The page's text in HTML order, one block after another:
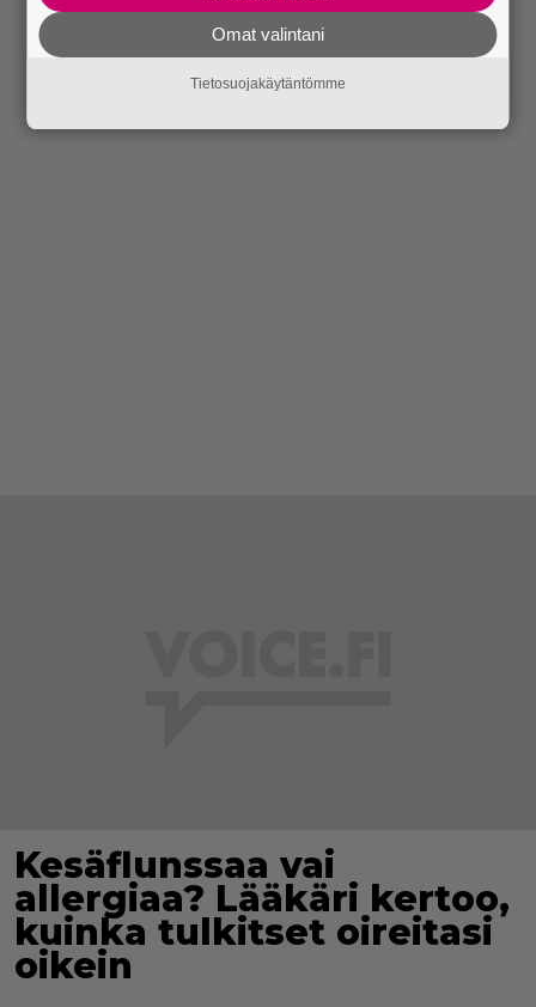
Kesäflunssaa vai
allergiaa? Lääkäri kertoo,
kuinka tulkitset oireitasi
oikein
Omat valintani
Tietosuojakäytäntömme